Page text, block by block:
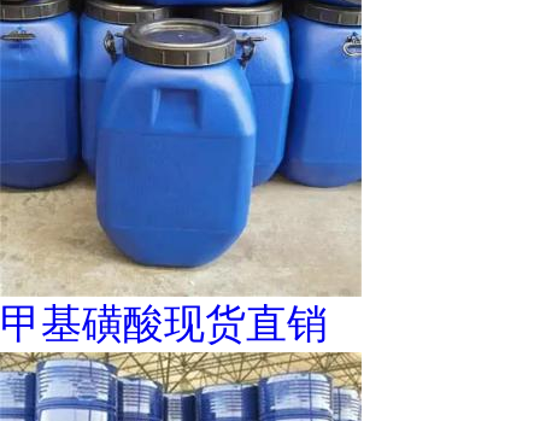
甲基磺酸现货直销